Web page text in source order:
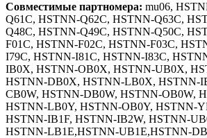
Совместимые партномера: mu06,
Q61C, HSTNN-Q62C, HSTNN-Q63C,
Q48C, HSTNN-Q49C, HSTNN-Q50C,
F01C, HSTNN-F02C, HSTNN-F03C,
I79C, HSTNN-I81C, HSTNN-I83C,
IB0X, HSTNN-OB0X, HSTNN-UB0X,
HSTNN-DB0X, HSTNN-LB0X, HSTNN-
CB0W, HSTNN-DB0W, HSTNN-OB0W,
HSTNN-LB0Y, HSTNN-OB0Y, HSTNN-
HSTNN-IB1F, HSTNN-IB2W, HSTNN-
HSTNN-LB1E,HSTNN-UB1E,HSTNN-